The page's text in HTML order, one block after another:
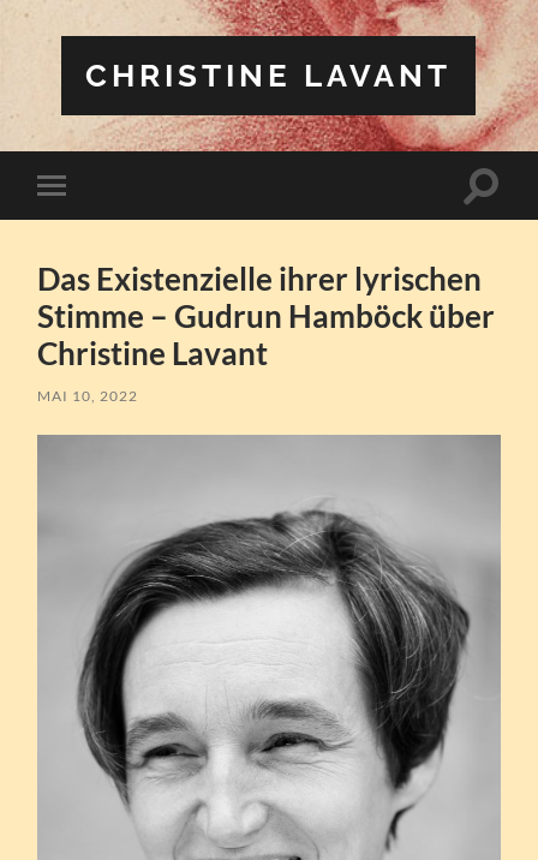
CHRISTINE LAVANT
Mobile-
Menü
Das Existenzielle ihrer lyrischen
Stimme – Gudrun Hamböck über
Christine Lavant
MAI 10, 2022